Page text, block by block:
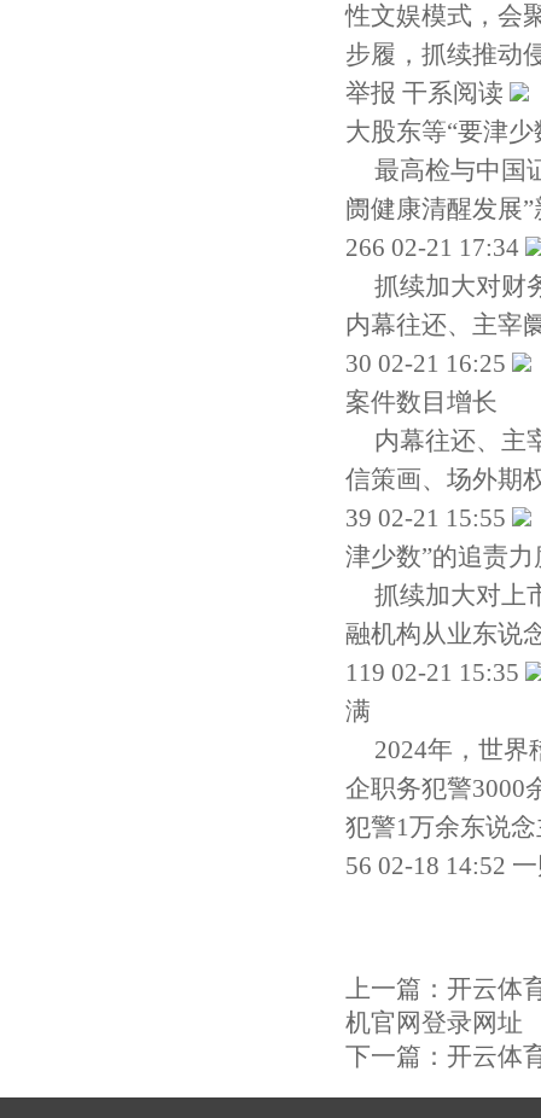
性文娱模式，会
步履，抓续推动
举报 干系阅读
大股东等“要津
最高检与中国
阓健康清醒发展
266 02-21 17:34
抓续加大对财
内幕往还、主宰
30 02-21 16:25
案件数目增长
内幕往还、主
信策画、场外期
39 02-21 15:55
津少数”的追责力
抓续加大对上
融机构从业东说
119 02-21 15:35
满
2024年，世界
企职务犯警3000
犯警1万余东说
56 02-18 14:52
上一篇： 开云体
机官网登录网址
下一篇： 开云体